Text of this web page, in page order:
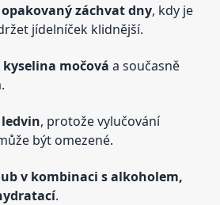
záchvat dny, kdy je
jídelníček klidnější.
močová a současně
, protože vylučování
být omezené.
v kombinaci s alkoholem,
.